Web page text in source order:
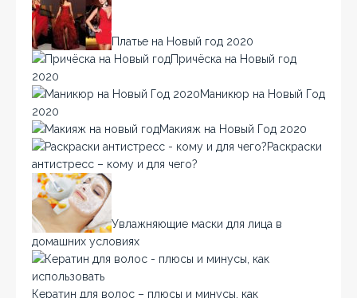
Платье на Новый год 2020
Причёска на Новый год
2020
Маникюр на Новый Год
2020
Макияж на Новый Год 2020
Раскраски
антистресс – кому и для чего?
Увлажняющие маски для лица в
домашних условиях
Кератин для волос – плюсы и минусы, как